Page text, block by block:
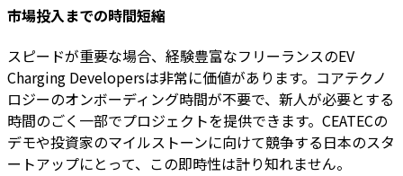
市場投入までの時間短縮
スピードが重要な場合、経験豊富なフリーランスのEV
Charging Developersは非常に価値があります。コアテクノ
ロジーのオンボーディング時間が不要で、新人が必要とする
時間のごく一部でプロジェクトを提供できます。CEATECの
デモや投資家のマイルストーンに向けて競争する日本のスタ
ートアップにとって、この即時性は計り知れません。